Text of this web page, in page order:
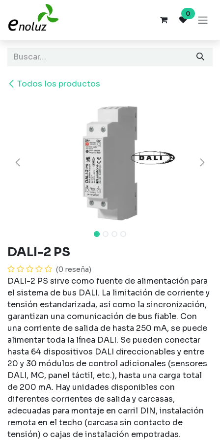
Ir al contenido
0
Todos los productos
DALI-2 PS
(0 reseña)
DALI-2 PS sirve como fuente de alimentación para
el sistema de bus DALI. La limitación de corriente y
tensión estandarizada, así como la sincronización,
garantizan una comunicación de bus fiable. Con
una corriente de salida de hasta 250 mA, se puede
alimentar toda la línea DALI. Se pueden conectar
hasta 64 dispositivos DALI direccionables y entre
20 y 30 módulos de control adicionales (sensores
DALI, MC, panel táctil, etc.), hasta una carga total
de 200 mA. Hay unidades disponibles con
diferentes corrientes de salida y carcasas,
adecuadas para montaje en carril DIN, instalación
remota en el techo (carcasa sin contacto de
tensión) o cajas de instalación empotradas.